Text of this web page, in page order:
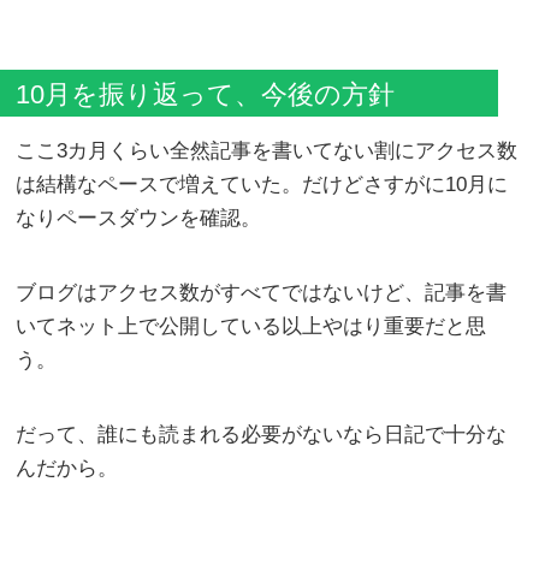
10月を振り返って、今後の方針
ここ3カ月くらい全然記事を書いてない割にアクセス数
は結構なペースで増えていた。だけどさすがに10月に
なりペースダウンを確認。
ブログはアクセス数がすべてではないけど、記事を書
いてネット上で公開している以上やはり重要だと思
う。
だって、誰にも読まれる必要がないなら日記で十分な
んだから。